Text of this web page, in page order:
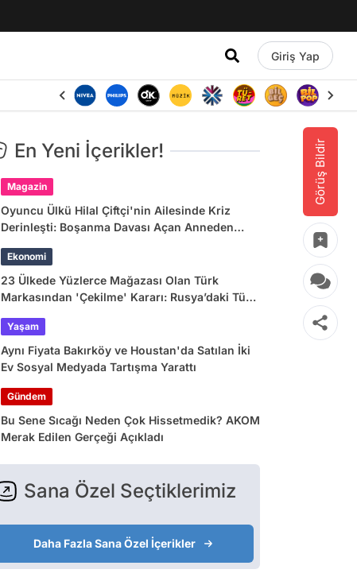
Giriş Yap
Görüş Bildir
En Yeni İçerikler!
Magazin
Oyuncu Ülkü Hilal Çiftçi'nin Ailesinde Kriz
Derinleşti: Boşanma Davası Açan Anneden
Ekonomi
23 Ülkede Yüzlerce Mağazası Olan Türk
Markasından 'Çekilme' Kararı: Rusya’daki Tüm
Yaşam
Aynı Fiyata Bakırköy ve Houstan'da Satılan İki
Ev Sosyal Medyada Tartışma Yarattı
Gündem
Bu Sene Sıcağı Neden Çok Hissetmedik? AKOM
Merak Edilen Gerçeği Açıkladı
Sana Özel Seçtiklerimiz
Daha Fazla Sana Özel İçerikler